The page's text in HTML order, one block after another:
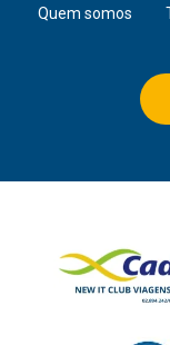
Quem somos